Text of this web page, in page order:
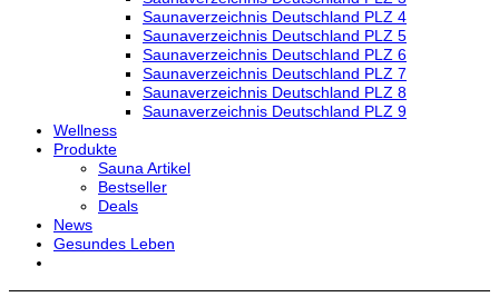
Saunaverzeichnis Deutschland PLZ 4
Saunaverzeichnis Deutschland PLZ 5
Saunaverzeichnis Deutschland PLZ 6
Saunaverzeichnis Deutschland PLZ 7
Saunaverzeichnis Deutschland PLZ 8
Saunaverzeichnis Deutschland PLZ 9
Wellness
Produkte
Sauna Artikel
Bestseller
Deals
News
Gesundes Leben